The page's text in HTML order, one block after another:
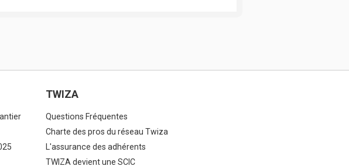
TWIZA
Questions Fréquentes
Charte des pros du réseau Twiza
L'assurance des adhérents
TWIZA devient une SCIC